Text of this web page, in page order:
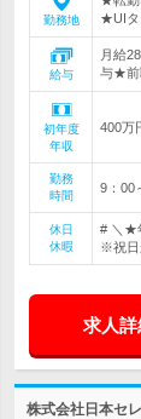
勤務地
★UIタ
給与
月給
与★前
初年度
年収
400万
勤務
時間
9：00
休日
休暇
# ＼★
※祝日
求人
株式会社日本セ